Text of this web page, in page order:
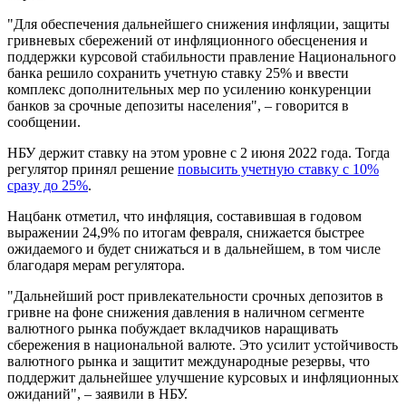
"Для обеспечения дальнейшего снижения инфляции, защиты
гривневых сбережений от инфляционного обесценения и
поддержки курсовой стабильности правление Национального
банка решило сохранить учетную ставку 25% и ввести
комплекс дополнительных мер по усилению конкуренции
банков за срочные депозиты населения", – говорится в
сообщении.
НБУ держит ставку на этом уровне с 2 июня 2022 года. Тогда
регулятор принял решение повысить учетную ставку с 10%
сразу до 25%.
Нацбанк отметил, что инфляция, составившая в годовом
выражении 24,9% по итогам февраля, снижается быстрее
ожидаемого и будет снижаться и в дальнейшем, в том числе
благодаря мерам регулятора.
"Дальнейший рост привлекательности срочных депозитов в
гривне на фоне снижения давления в наличном сегменте
валютного рынка побуждает вкладчиков наращивать
сбережения в национальной валюте. Это усилит устойчивость
валютного рынка и защитит международные резервы, что
поддержит дальнейшее улучшение курсовых и инфляционных
ожиданий", – заявили в НБУ.